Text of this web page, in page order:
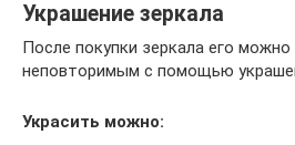
Украшение зеркала
После покупки зеркала его
неповторимым с помощью
Украсить можно: